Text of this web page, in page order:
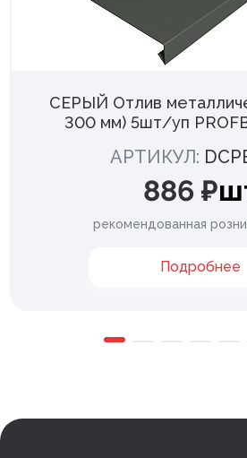
СЕРЫЙ Отлив
300 мм) 5шт/уп
АРТИКУЛ:
886 ₽
рекомендованная
Подробнее